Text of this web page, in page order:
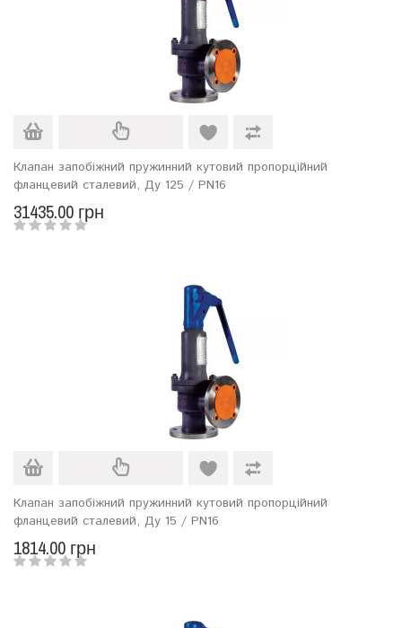
Клапан запобіжний пружинний кутовий пропорційний
фланцевий сталевий, Ду 125 / PN16
31435.00 грн
Клапан запобіжний пружинний кутовий пропорційний
фланцевий сталевий, Ду 15 / PN16
1814.00 грн